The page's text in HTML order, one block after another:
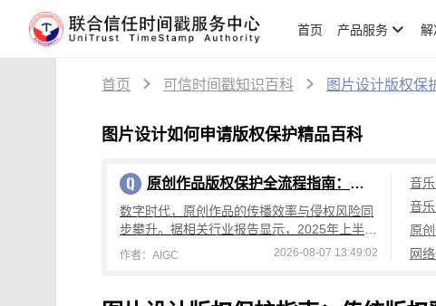
首页 产品服务 解
首页 可信时间戳知识百科 图片设计版权保
图片设计如何申请版权保护精品百科
原创作品版权保护全流程指南：从创作到维权，可信时间戳平台操作详解
数字时代，原创作品的传播效率与侵权风险同
步攀升。据相关行业报告显示，2025年上半年
国内原创作品侵权投诉量较去年同期增长4
作者：AIGC 2026-08-07 13:49:02